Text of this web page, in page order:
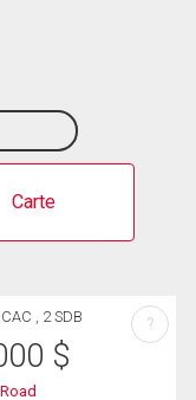
Carte
, 2 SDB
$
?